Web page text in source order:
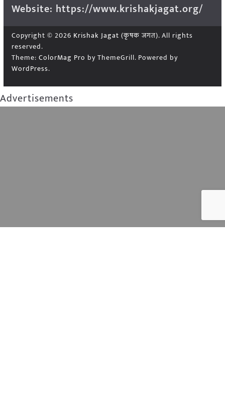
Website: https://www.krishakjagat.org/
Copyright © 2026 Krishak Jagat (कृषक जगत). All rights
reserved.
Theme: ColorMag Pro by ThemeGrill. Powered by
WordPress.
Advertisements